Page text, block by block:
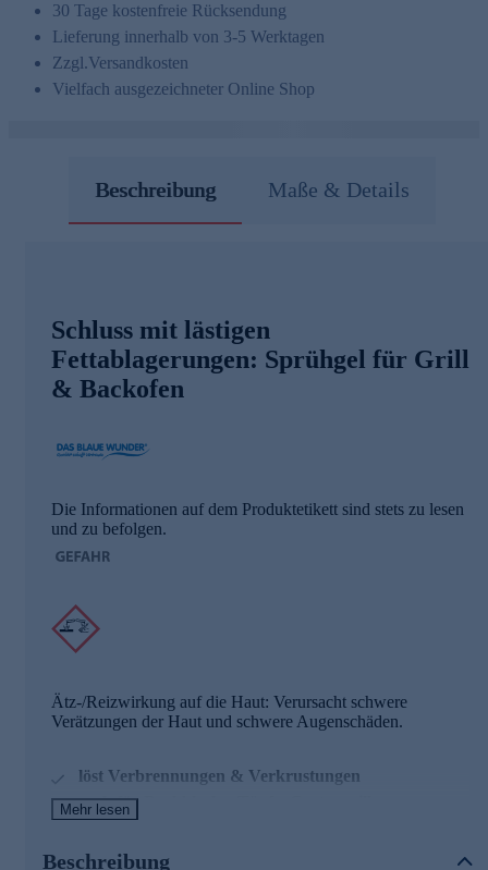
30 Tage kostenfreie Rücksendung
Lieferung innerhalb von 3-5 Werktagen
Zzgl.Versandkosten
Vielfach ausgezeichneter Online Shop
Beschreibung Maße & Details
Schluss mit lästigen
Fettablagerungen: Sprühgel für Grill
& Backofen
Die Informationen auf dem Produktetikett sind stets zu lesen
und zu befolgen.
Ätz-/Reizwirkung auf die Haut: Verursacht schwere
Verätzungen der Haut und schwere Augenschäden.
löst Verbrennungen & Verkrustungen
auch für Backbleche, Töpfe, Gartengrills,
Glaskeramik u.ä.
Mehr lesen
Beschreibung